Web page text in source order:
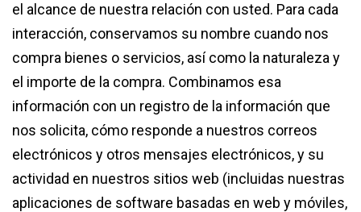
el alcance de nuestra relación con usted. Para cada
interacción, conservamos su nombre cuando nos
compra bienes o servicios, así como la naturaleza y
el importe de la compra. Combinamos esa
información con un registro de la información que
nos solicita, cómo responde a nuestros correos
electrónicos y otros mensajes electrónicos, y su
actividad en nuestros sitios web (incluidas nuestras
aplicaciones de software basadas en web y móviles,